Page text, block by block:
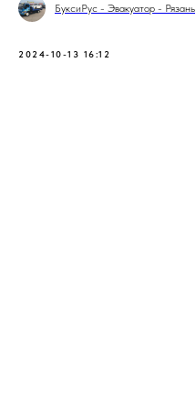
БуксиРус - Эвакуатор - Рязань
2024-10-13 16:12